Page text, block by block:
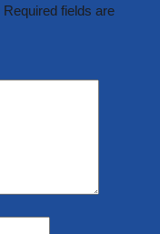
Required fields are